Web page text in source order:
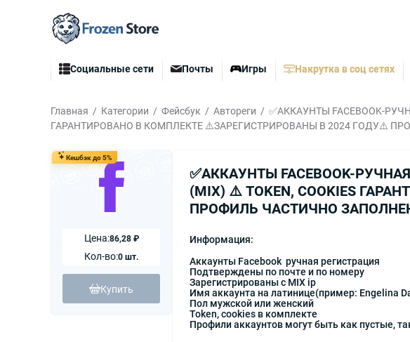
Социальные сети Почты Игры Накрутка в соц сетях
Главная Категории Фейсбук Автореги
✅АККАУНТЫ FACEBOOK-
ГАРАНТИРОВАНО В КОМПЛЕКТЕ ⚠️ЗАРЕГИСТРИРОВАНЫ В 2024 ГОДУ⚠️
Кешбэк до 5%
Цена:86,28 ₽
Кол-во:0 шт.
Купить
✅АККАУНТЫ FACEBOOK-
(MIX) ⚠️ TOKEN, COOKIES
ПРОФИЛЬ ЧАСТИЧНО
Информация:
Аккаунты Facebook ручная регистрация
Подтверждены по почте и по номеру
Зарегистрированы с MIX ip
Имя аккаунта на латинице(пример: Engelina
Пол мужской или женский
Token, cookies в комплекте
Профили аккаунтов могут быть как пустые,